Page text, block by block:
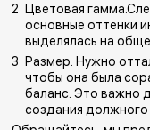
Цветовая
основные оттенки
выделялась на
Размер. Нужно
чтобы она была
баланс. Это важно
создания должного